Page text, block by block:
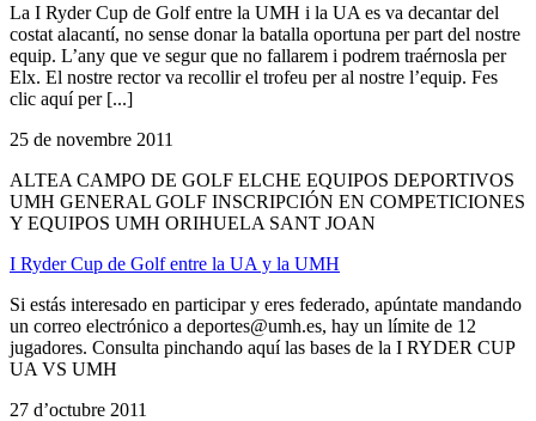
La I Ryder Cup de Golf entre la UMH i la UA es va decantar del
costat alacantí, no sense donar la batalla oportuna per part del nostre
equip. L’any que ve segur que no fallarem i podrem traérnosla per
Elx. El nostre rector va recollir el trofeu per al nostre l’equip. Fes
clic aquí per [...]
25 de novembre 2011
ALTEA CAMPO DE GOLF ELCHE EQUIPOS DEPORTIVOS
UMH GENERAL GOLF INSCRIPCIÓN EN COMPETICIONES
Y EQUIPOS UMH ORIHUELA SANT JOAN
I Ryder Cup de Golf entre la UA y la UMH
Si estás interesado en participar y eres federado, apúntate mandando
un correo electrónico a deportes@umh.es, hay un límite de 12
jugadores. Consulta pinchando aquí las bases de la I RYDER CUP
UA VS UMH
27 d’octubre 2011